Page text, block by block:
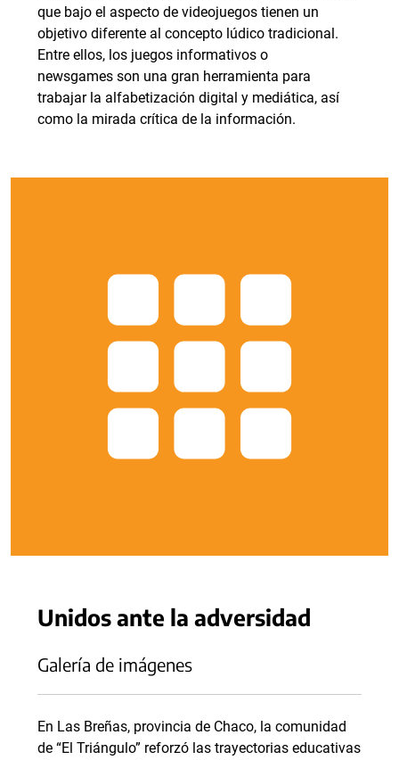
que bajo el aspecto de videojuegos tienen un
objetivo diferente al concepto lúdico tradicional.
Entre ellos, los juegos informativos o
newsgames son una gran herramienta para
trabajar la alfabetización digital y mediática, así
como la mirada crítica de la información.
Unidos ante la adversidad
Galería de imágenes
En Las Breñas, provincia de Chaco, la comunidad
de “El Triángulo” reforzó las trayectorias educativas